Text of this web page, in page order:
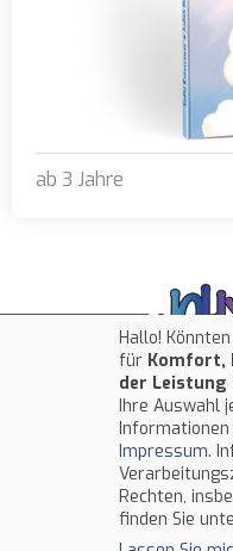
ab 3 Jahre
Jollybooks.de
Hallo!
für Komfort,
der Leistung
Ihre Auswahl
Informationen
Impressum.
Rechten,
finden Sie